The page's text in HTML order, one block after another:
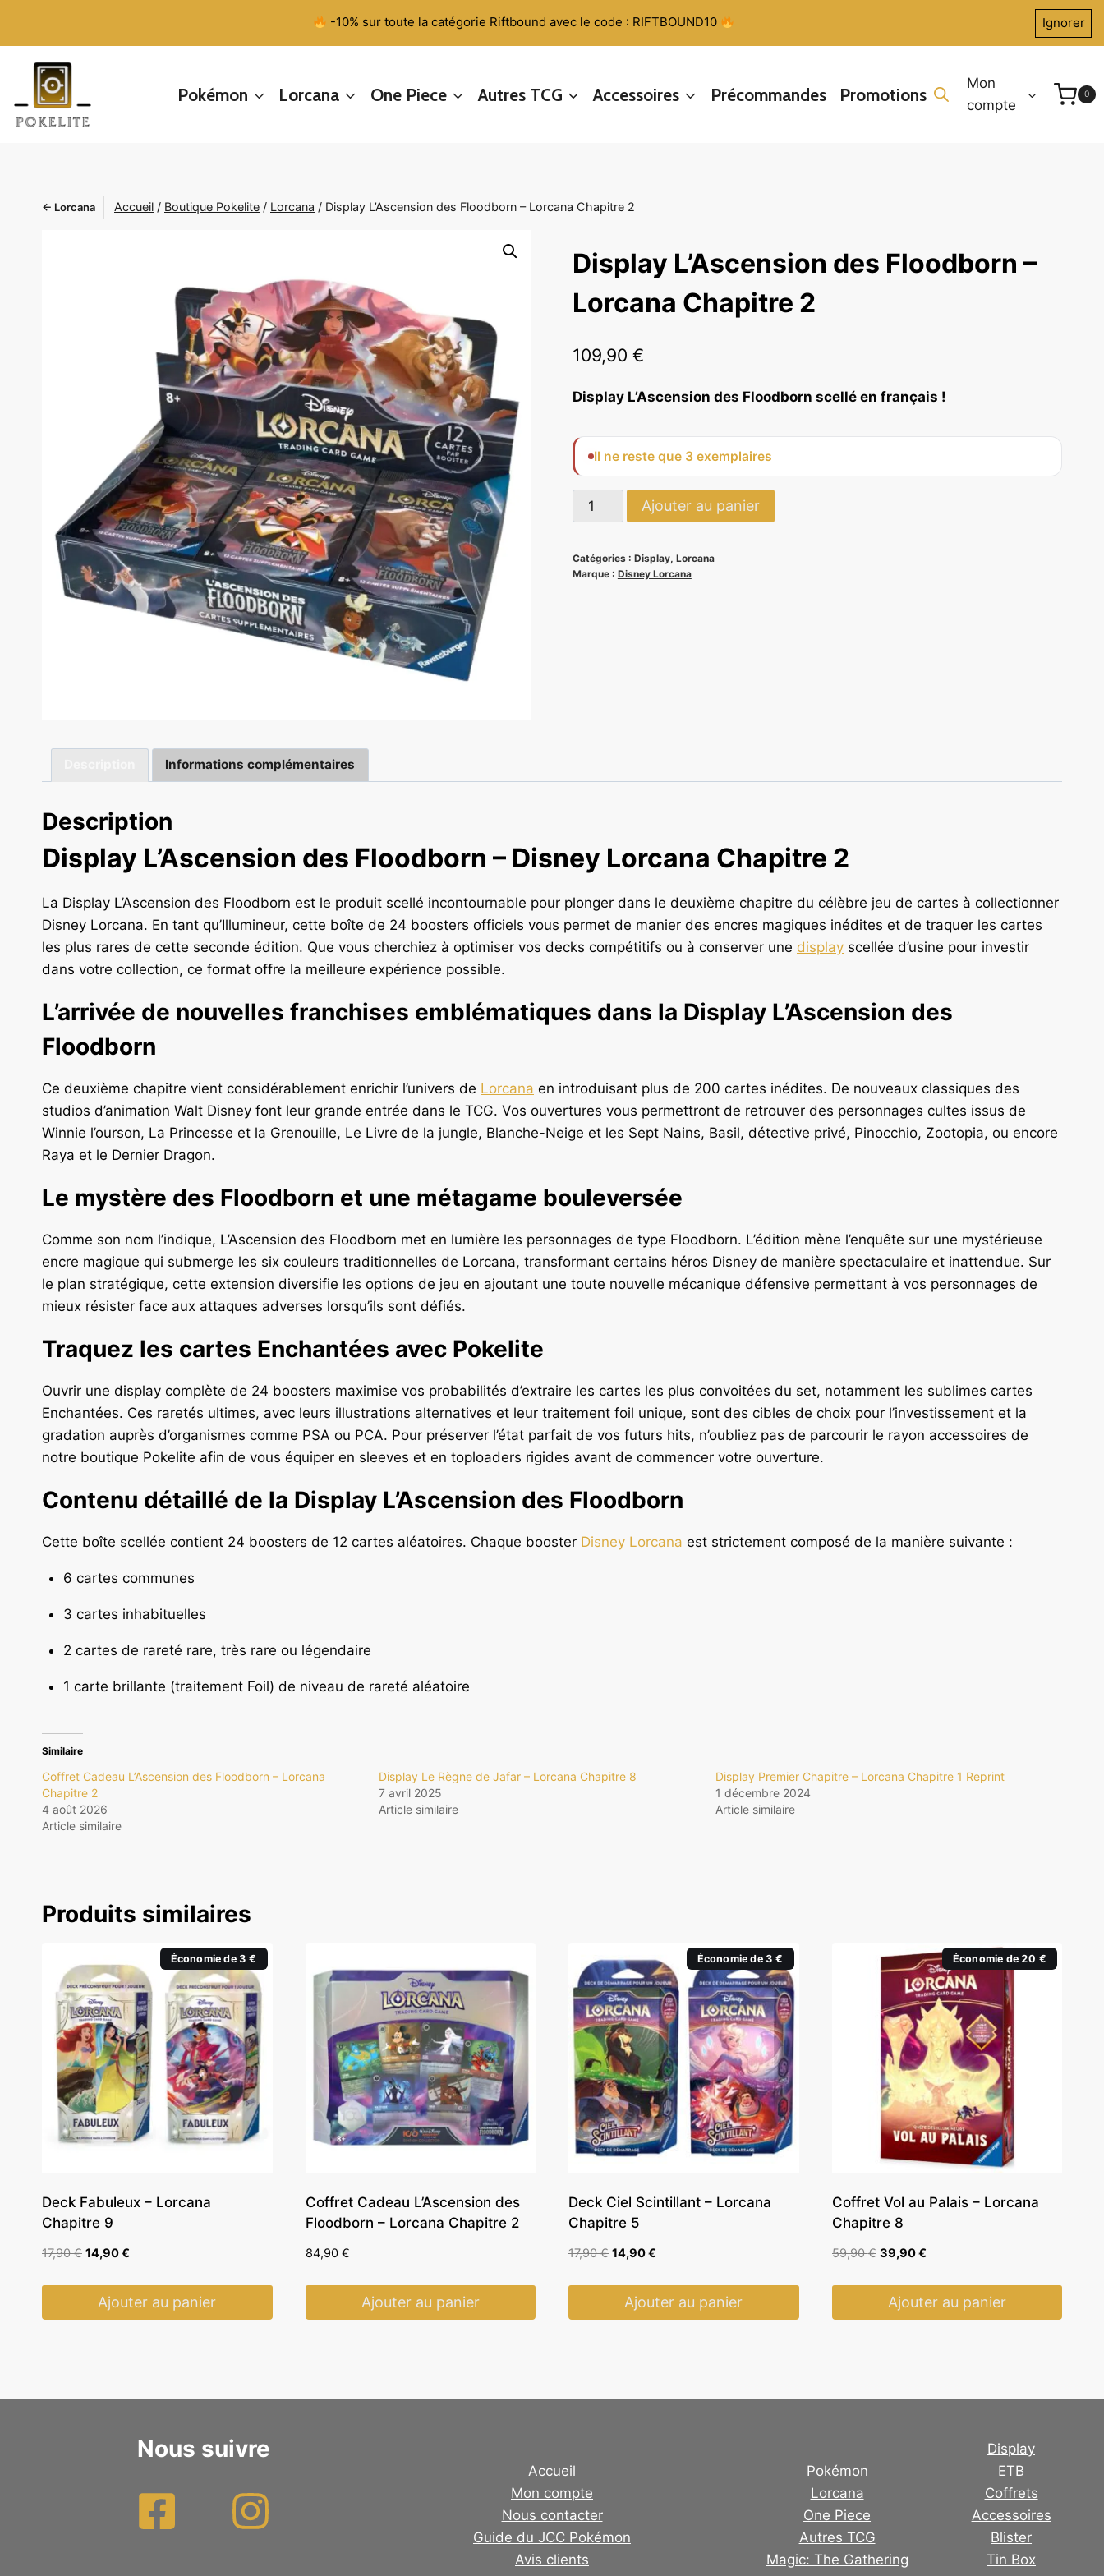
-10% sur toute la catégorie Riftbound avec le code : RIFTBOUND10 Ignorer
Pokémon Lorcana One Piece Autres TCG Accessoires Précommandes Promotions
Mon
compte
0
← Lorcana Accueil / Boutique Pokelite / Lorcana / Display L’Ascension des Floodborn – Lorcana Chapitre 2
Display L’Ascension des Floodborn –
Lorcana Chapitre 2
109,90 €
Display L’Ascension des Floodborn scellé en français !
Il ne reste que 3 exemplaires
quantité
de
L'Ascension
Ajouter au panier
Catégories : Display, Lorcana
Marque : Disney Lorcana
Informations complémentaires
Description
Display L’Ascension des Floodborn – Disney Lorcana Chapitre 2
La Display L’Ascension des Floodborn est le produit scellé incontournable pour plonger dans le deuxième chapitre du célèbre jeu de cartes à collectionner
Disney Lorcana. En tant qu’Illumineur, cette boîte de 24 boosters officiels vous permet de manier des encres magiques inédites et de traquer les cartes
les plus rares de cette seconde édition. Que vous cherchiez à optimiser vos decks compétitifs ou à conserver une display scellée d’usine pour investir
dans votre collection, ce format offre la meilleure expérience possible.
L’arrivée de nouvelles franchises emblématiques dans la Display L’Ascension des
Floodborn
Ce deuxième chapitre vient considérablement enrichir l’univers de Lorcana en introduisant plus de 200 cartes inédites. De nouveaux classiques des
studios d’animation Walt Disney font leur grande entrée dans le TCG. Vos ouvertures vous permettront de retrouver des personnages cultes issus de
Winnie l’ourson, La Princesse et la Grenouille, Le Livre de la jungle, Blanche-Neige et les Sept Nains, Basil, détective privé, Pinocchio, Zootopia, ou encore
Raya et le Dernier Dragon.
Le mystère des Floodborn et une métagame bouleversée
Comme son nom l’indique, L’Ascension des Floodborn met en lumière les personnages de type Floodborn. L’édition mène l’enquête sur une mystérieuse
encre magique qui submerge les six couleurs traditionnelles de Lorcana, transformant certains héros Disney de manière spectaculaire et inattendue. Sur
le plan stratégique, cette extension diversifie les options de jeu en ajoutant une toute nouvelle mécanique défensive permettant à vos personnages de
mieux résister face aux attaques adverses lorsqu’ils sont défiés.
Traquez les cartes Enchantées avec Pokelite
Ouvrir une display complète de 24 boosters maximise vos probabilités d’extraire les cartes les plus convoitées du set, notamment les sublimes cartes
Enchantées. Ces raretés ultimes, avec leurs illustrations alternatives et leur traitement foil unique, sont des cibles de choix pour l’investissement et la
gradation auprès d’organismes comme PSA ou PCA. Pour préserver l’état parfait de vos futurs hits, n’oubliez pas de parcourir le rayon accessoires de
notre boutique Pokelite afin de vous équiper en sleeves et en toploaders rigides avant de commencer votre ouverture.
Contenu détaillé de la Display L’Ascension des Floodborn
Cette boîte scellée contient 24 boosters de 12 cartes aléatoires. Chaque booster Disney Lorcana est strictement composé de la manière suivante :
6 cartes communes
3 cartes inhabituelles
2 cartes de rareté rare, très rare ou légendaire
1 carte brillante (traitement Foil) de niveau de rareté aléatoire
Similaire
Coffret Cadeau L’Ascension des Floodborn – Lorcana
Chapitre 2
4 août 2026
Article similaire
Display Le Règne de Jafar – Lorcana Chapitre 8
7 avril 2025
Article similaire
Display Premier Chapitre – Lorcana Chapitre 1 Reprint
1 décembre 2024
Article similaire
Produits similaires
Économie de 3 €
Deck Fabuleux – Lorcana
Chapitre 9
17,90€ Le
était :
14,90€
est :
Ajouter au panier
Coffret Cadeau L’Ascension des
Floodborn – Lorcana Chapitre 2
84,90 €
Ajouter au panier
Économie de 3 €
Deck Ciel Scintillant – Lorcana
Chapitre 5
17,90€ Le
était :
14,90€
est :
Ajouter au panier
Économie de 20 €
Coffret Vol au Palais – Lorcana
Chapitre 8
59,90€ Le
était :
39,90€Le
est :
Ajouter au panier
Nous suivre
Accueil
Mon compte
Nous contacter
Guide du JCC Pokémon
Avis clients
Pokémon
Lorcana
One Piece
Autres TCG
Magic: The Gathering
Display
ETB
Coffrets
Accessoires
Blister
Tin Box